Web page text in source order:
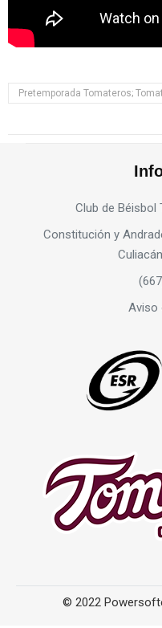
Pretemporada Tomateros;
Club de Béisbol
Constitución y
Aviso
© 2022